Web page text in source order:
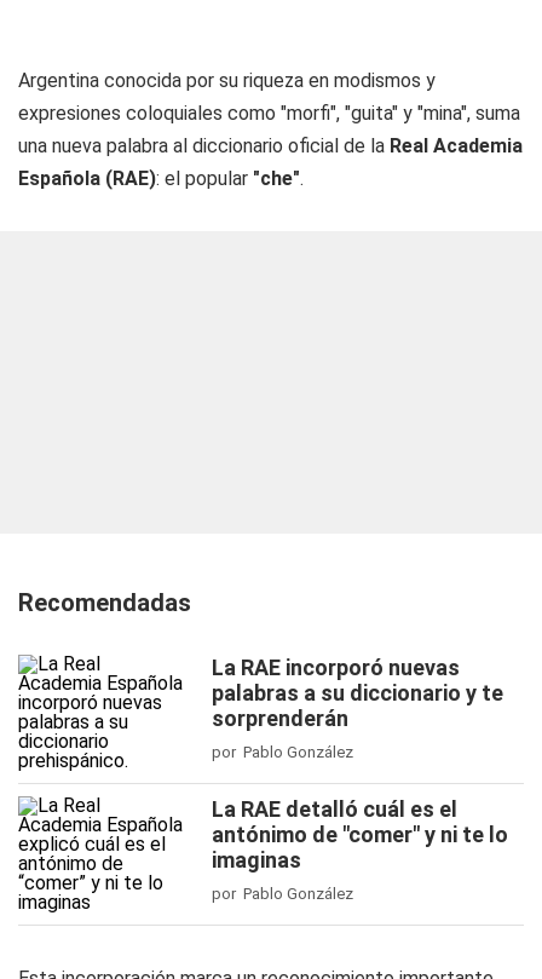
Argentina conocida por su riqueza en modismos y
expresiones coloquiales como "morfi", "guita" y "mina", suma
una nueva palabra al diccionario oficial de la Real Academia
Española (RAE): el popular "che".
Recomendadas
La RAE incorporó nuevas
palabras a su diccionario y te
sorprenderán
por Pablo González
La RAE detalló cuál es el
antónimo de "comer" y ni te lo
imaginas
por Pablo González